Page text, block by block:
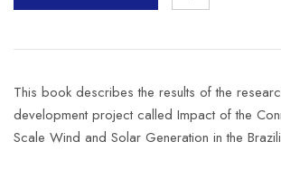
This book describes the results of the
development project called Impact of the
Scale Wind and Solar Generation in the